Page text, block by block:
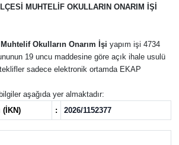
MUHTELİF OKULLARIN ONARIM İŞİ
Okulların Onarım İşi yapım işi 4734
19 uncu maddesine göre açık ihale usulü
sadece elektronik ortamda EKAP
aşağıda yer almaktadır:
(İKN)
: 2026/1152377
Durumu ve Fikstür